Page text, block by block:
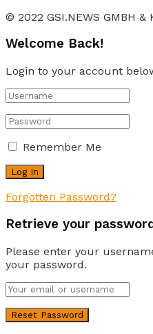
© 2022 GSI.NEWS GMBH &
Welcome Back!
Login to your account
Remember Me
Forgotten Password?
Retrieve your password
Please enter your
your password.